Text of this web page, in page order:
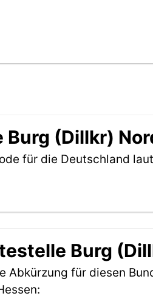
(Dillkr)
für die Deutschland
Burg
Abkürzung für diesen